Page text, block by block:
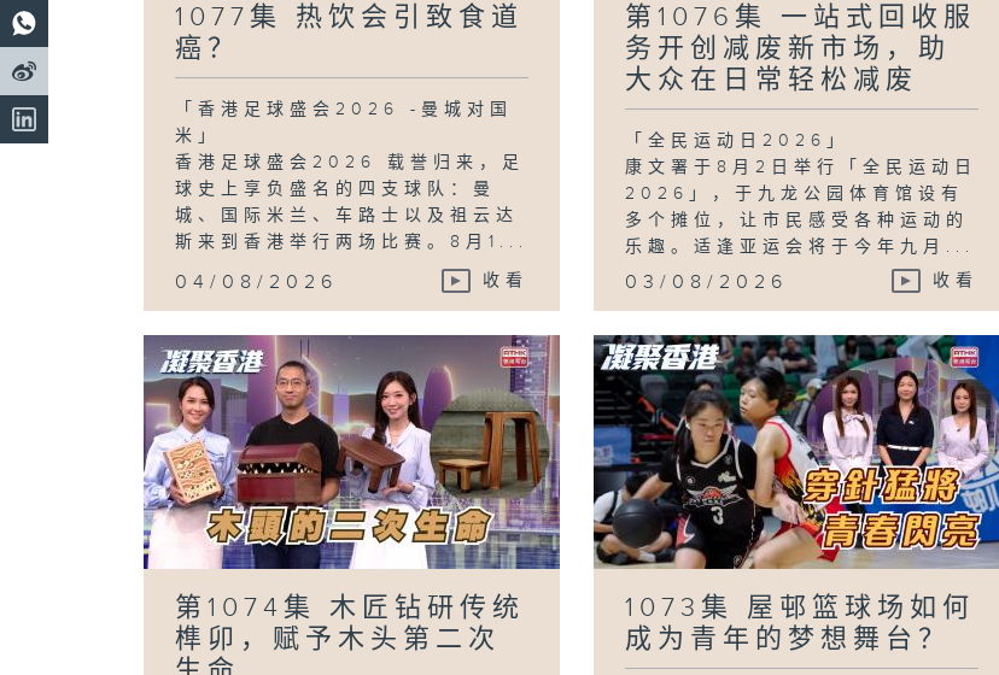
1077集 热饮会引致食道
癌？
「香港足球盛会2026 -曼城对国
米」
香港足球盛会2026 载誉归来，足
球史上享负盛名的四支球队：曼
城、国际米兰、车路士以及祖云达
斯来到香港举行两场比赛。8月1...
04/08/2026 收看
第1076集 一站式回收服
务开创减废新市场，助
大众在日常轻松减废
「全民运动日2026」
康文署于8月2日举行「全民运动日
2026」，于九龙公园体育馆设有
多个摊位，让市民感受各种运动的
乐趣。适逢亚运会将于今年九月...
03/08/2026 收看
第1074集 木匠钻研传统
榫卯，赋予木头第二次
1073集 屋邨篮球场如何
成为青年的梦想舞台？